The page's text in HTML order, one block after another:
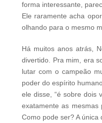
forma interessante,
Ele raramente acha
olhando para o mesmo
Há muitos anos atrás,
divertido. Pra mim, era
lutar com o campeão
poder do espírito
ele disse, “é sobre dois
exatamente as mesmas
Como pode ser? A única